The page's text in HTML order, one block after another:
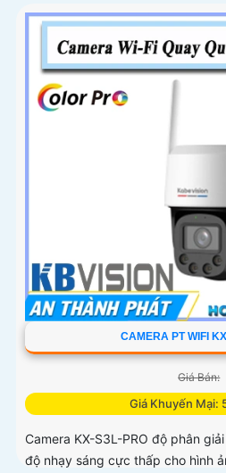
rõ. Tích hợp Auto Tracking, phát
CAMERA PT WIFI
Giá Bán:
Giá Khuyến Mại:
Camera KX-S3L-PRO độ phân
độ nhạy sáng cực thấp cho hình